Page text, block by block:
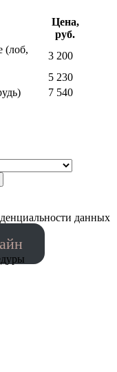
Цена,
руб.
(лоб,
3 200
5 230
7 540
данных